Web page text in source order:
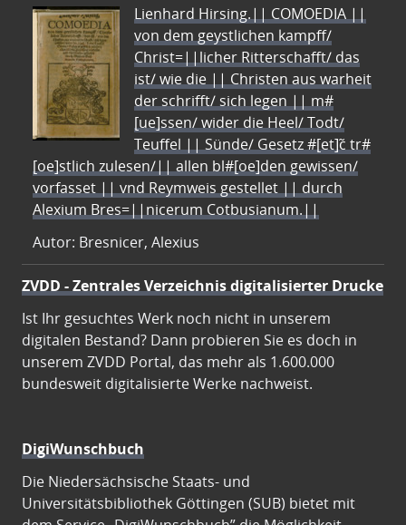
Lienhard Hirsing.|| COMOEDIA ||
von dem geystlichen kampff/
Christ=||licher Ritterschafft/ das
ist/ wie die || Christen aus warheit
der schrifft/ sich legen || m#
[ue]ssen/ wider die Heel/ Todt/
Teuffel || Sünde/ Gesetz #[et]c̃ tr#
[oe]stlich zulesen/|| allen bl#[oe]den gewissen/
vorfasset || vnd Reymweis gestellet || durch
Alexium Bres=||nicerum Cotbusianum.||
Autor: Bresnicer, Alexius
ZVDD - Zentrales Verzeichnis digitalisierter Drucke
Ist Ihr gesuchtes Werk noch nicht in unserem
digitalen Bestand? Dann probieren Sie es doch in
unserem ZVDD Portal, das mehr als 1.600.000
bundesweit digitalisierte Werke nachweist.
DigiWunschbuch
Die Niedersächsische Staats- und
Universitätsbibliothek Göttingen (SUB) bietet mit